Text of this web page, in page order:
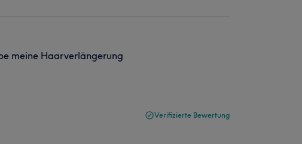
meine Haarverlängerung
Verifizierte Bewertung